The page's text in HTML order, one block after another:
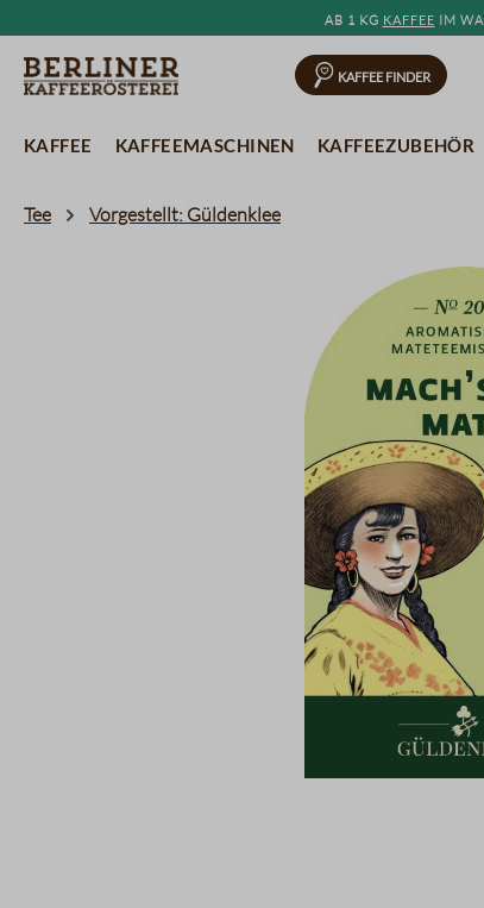
Zur Hauptnavigation springenAb 1 kg Kaffee im
Kaffee Finder
Kaffee Kaffeemaschinen Kaffeezubehör
Tee Vorgestellt: Güldenklee